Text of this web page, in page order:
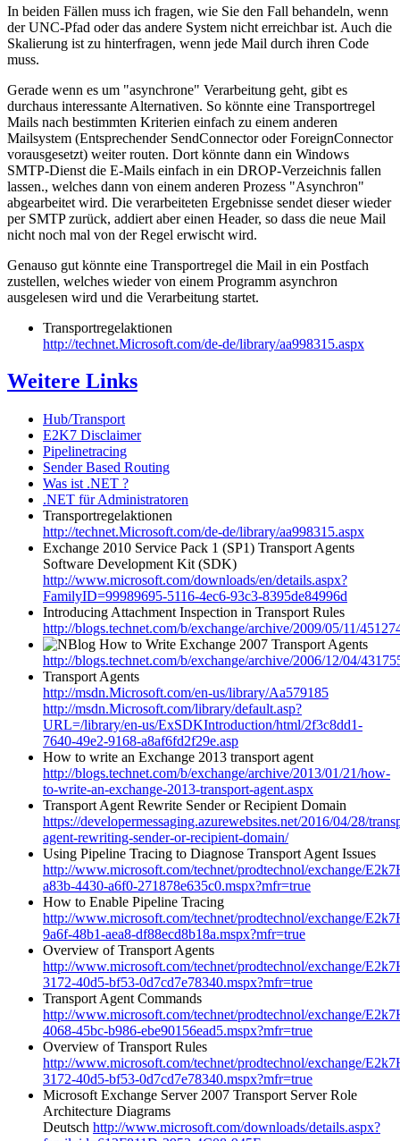
In beiden Fällen muss ich fragen, wie Sie den Fall behandeln, wenn
der UNC-Pfad oder das andere System nicht erreichbar ist. Auch die
Skalierung ist zu hinterfragen, wenn jede Mail durch ihren Code
muss.
Gerade wenn es um "asynchrone" Verarbeitung geht, gibt es
durchaus interessante Alternativen. So könnte eine Transportregel
Mails nach bestimmten Kriterien einfach zu einem anderen
Mailsystem (Entsprechender SendConnector oder ForeignConnector
vorausgesetzt) weiter routen. Dort könnte dann ein Windows
SMTP-Dienst die E-Mails einfach in ein DROP-Verzeichnis fallen
lassen., welches dann von einem anderen Prozess "Asynchron"
abgearbeitet wird. Die verarbeiteten Ergebnisse sendet dieser wieder
per SMTP zurück, addiert aber einen Header, so dass die neue Mail
nicht noch mal von der Regel erwischt wird.
Genauso gut könnte eine Transportregel die Mail in ein Postfach
zustellen, welches wieder von einem Programm asynchron
ausgelesen wird und die Verarbeitung startet.
Transportregelaktionen
http://technet.Microsoft.com/de-de/library/aa998315.aspx
Weitere Links
Hub/Transport
E2K7 Disclaimer
Pipelinetracing
Sender Based Routing
Was ist .NET ?
.NET für Administratoren
Transportregelaktionen
http://technet.Microsoft.com/de-de/library/aa998315.aspx
Exchange 2010 Service Pack 1 (SP1) Transport Agents
Software Development Kit (SDK)
http://www.microsoft.com/downloads/en/details.aspx?
FamilyID=99989695-5116-4ec6-93c3-8395de84996d
Introducing Attachment Inspection in Transport Rules
http://blogs.technet.com/b/exchange/archive/2009/05/11/
How to Write Exchange 2007 Transport Agents
http://blogs.technet.com/b/exchange/archive/2006/12/04/
Transport Agents
http://msdn.Microsoft.com/en-us/library/Aa579185
http://msdn.Microsoft.com/library/default.asp?
URL=/library/en-us/ExSDKIntroduction/html/2f3c8dd1-
7640-49e2-9168-a8af6fd2f29e.asp
How to write an Exchange 2013 transport agent
http://blogs.technet.com/b/exchange/archive/2013/01/21/how-
to-write-an-exchange-2013-transport-agent.aspx
Transport Agent Rewrite Sender or Recipient Domain
https://developermessaging.azurewebsites.net/2016/04/28/
agent-rewriting-sender-or-recipient-domain/
Using Pipeline Tracing to Diagnose Transport Agent Issues
http://www.microsoft.com/technet/prodtechnol/exchange/
a83b-4430-a6f0-271878e635c0.mspx?mfr=true
How to Enable Pipeline Tracing
http://www.microsoft.com/technet/prodtechnol/exchange/
9a6f-48b1-aea8-df88ecd8b18a.mspx?mfr=true
Overview of Transport Agents
http://www.microsoft.com/technet/prodtechnol/exchange/
3172-40d5-bf53-0d7cd7e78340.mspx?mfr=true
Transport Agent Commands
http://www.microsoft.com/technet/prodtechnol/exchange/
4068-45bc-b986-ebe90156ead5.mspx?mfr=true
Overview of Transport Rules
http://www.microsoft.com/technet/prodtechnol/exchange/
3172-40d5-bf53-0d7cd7e78340.mspx?mfr=true
Microsoft Exchange Server 2007 Transport Server Role
Architecture Diagrams
Deutsch http://www.microsoft.com/downloads/details.aspx?